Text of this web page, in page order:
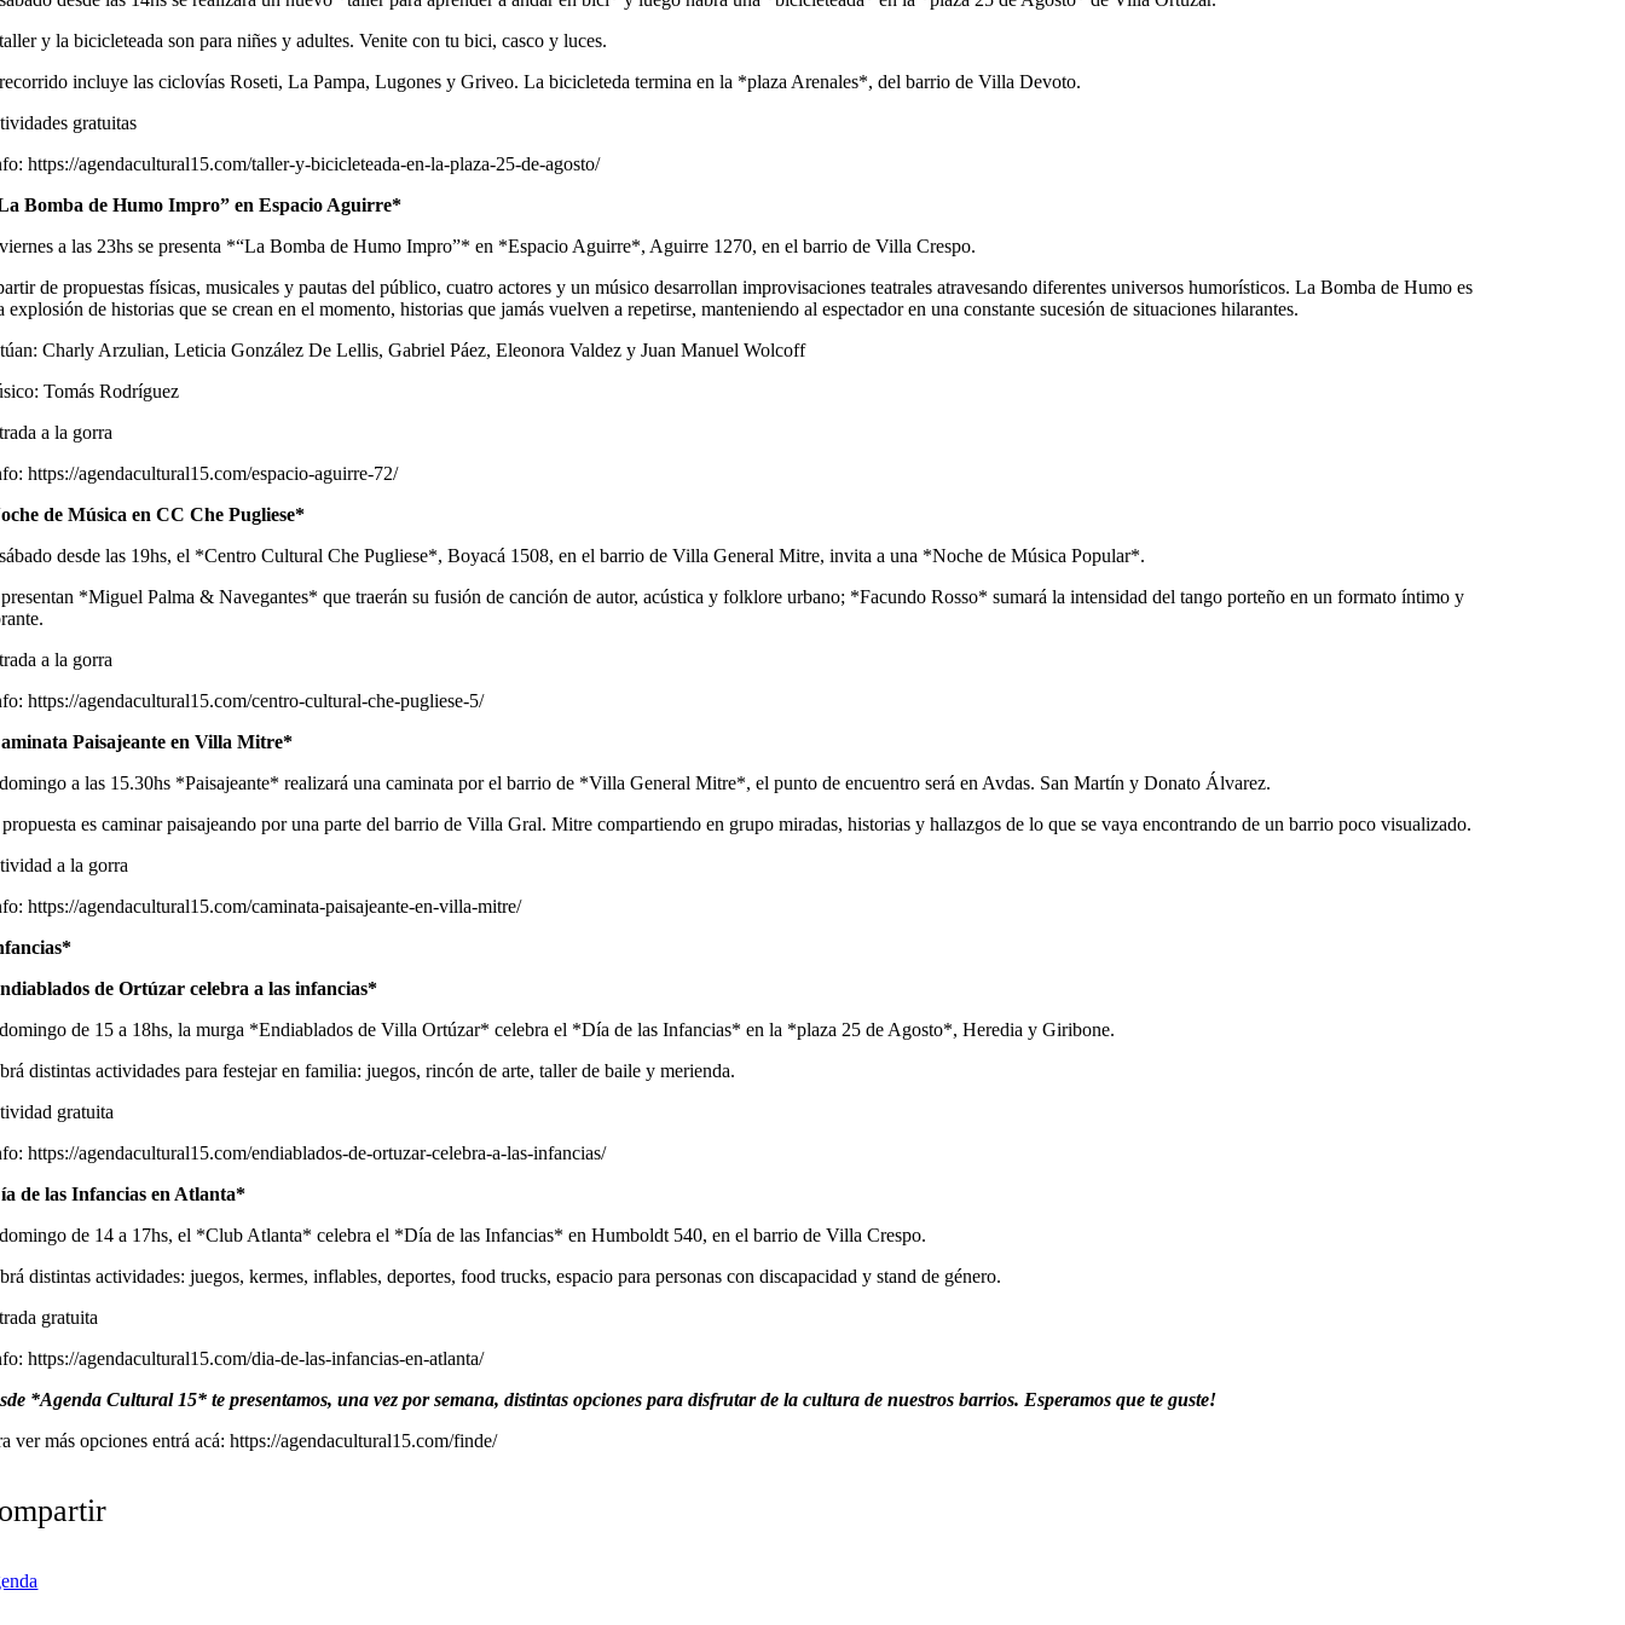
y la bicicleteada son para niñes y adultes. Venite con tu bici, casco y luces.
incluye las ciclovías Roseti, La Pampa, Lugones y Griveo. La bicicleteda termina en la *plaza Arenales*, del barrio de Villa Devoto.
gratuitas
https://agendacultural15.com/taller-y-bicicleteada-en-la-plaza-25-de-agosto/
Bomba de Humo Impro” en Espacio Aguirre*
a las 23hs se presenta *“La Bomba de Humo Impro”* en *Espacio Aguirre*, Aguirre 1270, en el barrio de Villa Crespo.
de propuestas físicas, musicales y pautas del público, cuatro actores y un músico desarrollan improvisaciones teatrales atravesando diferentes universos humorísticos. La Bomba de Humo es
explosión de historias que se crean en el momento, historias que jamás vuelven a repetirse, manteniendo al espectador en una constante sucesión de situaciones hilarantes.
Charly Arzulian, Leticia González De Lellis, Gabriel Páez, Eleonora Valdez y Juan Manuel Wolcoff
Tomás Rodríguez
a la gorra
https://agendacultural15.com/espacio-aguirre-72/
de Música en CC Che Pugliese*
desde las 19hs, el *Centro Cultural Che Pugliese*, Boyacá 1508, en el barrio de Villa General Mitre, invita a una *Noche de Música Popular*.
*Miguel Palma & Navegantes* que traerán su fusión de canción de autor, acústica y folklore urbano; *Facundo Rosso* sumará la intensidad del tango porteño en un formato íntimo y
a la gorra
https://agendacultural15.com/centro-cultural-che-pugliese-5/
Paisajeante en Villa Mitre*
a las 15.30hs *Paisajeante* realizará una caminata por el barrio de *Villa General Mitre*, el punto de encuentro será en Avdas. San Martín y Donato Álvarez.
es caminar paisajeando por una parte del barrio de Villa Gral. Mitre compartiendo en grupo miradas, historias y hallazgos de lo que se vaya encontrando de un barrio poco visualizado.
a la gorra
https://agendacultural15.com/caminata-paisajeante-en-villa-mitre/
de Ortúzar celebra a las infancias*
de 15 a 18hs, la murga *Endiablados de Villa Ortúzar* celebra el *Día de las Infancias* en la *plaza 25 de Agosto*, Heredia y Giribone.
distintas actividades para festejar en familia: juegos, rincón de arte, taller de baile y merienda.
gratuita
https://agendacultural15.com/endiablados-de-ortuzar-celebra-a-las-infancias/
de las Infancias en Atlanta*
de 14 a 17hs, el *Club Atlanta* celebra el *Día de las Infancias* en Humboldt 540, en el barrio de Villa Crespo.
distintas actividades: juegos, kermes, inflables, deportes, food trucks, espacio para personas con discapacidad y stand de género.
gratuita
https://agendacultural15.com/dia-de-las-infancias-en-atlanta/
*Agenda Cultural 15* te presentamos, una vez por semana, distintas opciones para disfrutar de la cultura de nuestros barrios. Esperamos que te guste!
ver más opciones entrá acá: https://agendacultural15.com/finde/